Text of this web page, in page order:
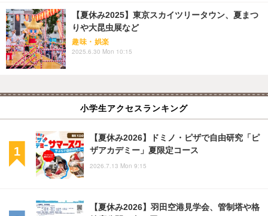
【夏休み2025】東京スカイツリータウン、夏まつ
りや大昆虫展など
趣味・娯楽
2025.6.30 Mon 10:15
小学生アクセスランキング
【夏休み2026】ドミノ・ピザで自由研究「ピ
ザアカデミー」夏限定コース
2026.7.13 Mon 9:15
【夏休み2026】羽田空港見学会、管制塔や格